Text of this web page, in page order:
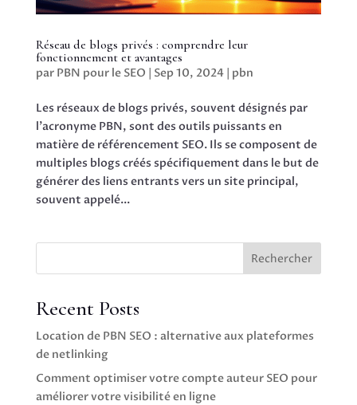
Réseau de blogs privés : comprendre leur
fonctionnement et avantages
par PBN pour le SEO | Sep 10, 2024| pbn
Les réseaux de blogs privés, souvent désignés par
l’acronyme PBN, sont des outils puissants en
matière de référencement SEO. Ils se composent de
multiples blogs créés spécifiquement dans le but de
générer des liens entrants vers un site principal,
souvent appelé...
Rechercher
Recent Posts
Location de PBN SEO : alternative aux plateformes
de netlinking
Comment optimiser votre compte auteur SEO pour
améliorer votre visibilité en ligne